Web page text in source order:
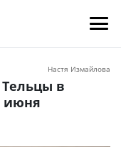
Настя Измайлова
в
июня